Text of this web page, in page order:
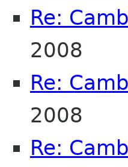
Re:
2008
Re:
2008
Re: